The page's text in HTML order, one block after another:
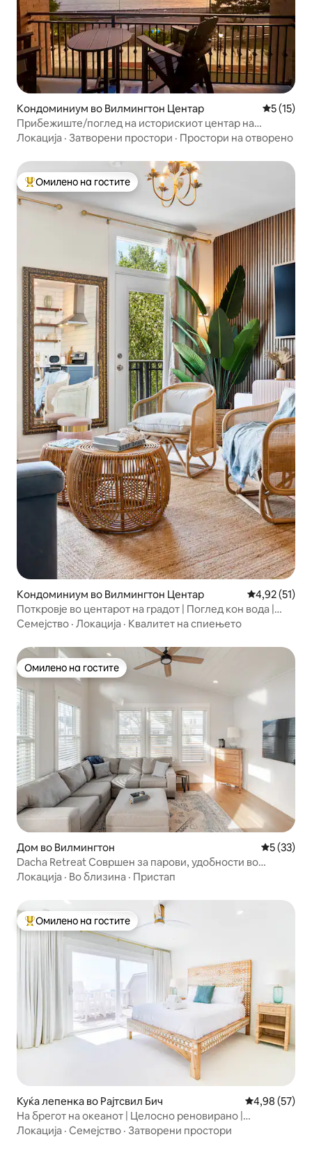
Кондоминиум во Вилмингтон Центар
5 (15)
Прибежиште/поглед на историскиот центар на
Вилмингтон
Локација · Затворени простори · Простори на отворено
Меѓу најуспешните „Омилени на гостите“
Омилено на гостите
Кондоминиум во Вилмингтон Центар Просечна
4,92 (51)
Поткровје во центарот на градот | Поглед кон вода |
Можност за пешачење | Луксуз
Семејство · Локација · Квалитет на спиењето
Омилено на гостите
Омилено на гостите
Дом во Вилмингтон Просечна
5 (33)
Dacha Retreat Совршен за парови, удобности во
рекреативно возило
Локација · Во близина · Пристап
Меѓу најуспешните „Омилени на гостите“
Омилено на гостите
Куќа лепенка во Рајтсвил Бич Просечна
4,98 (57)
На брегот на океанот | Целосно реновирано |
Прекрасен поглед кон океанот
Локација · Семејство · Затворени простори